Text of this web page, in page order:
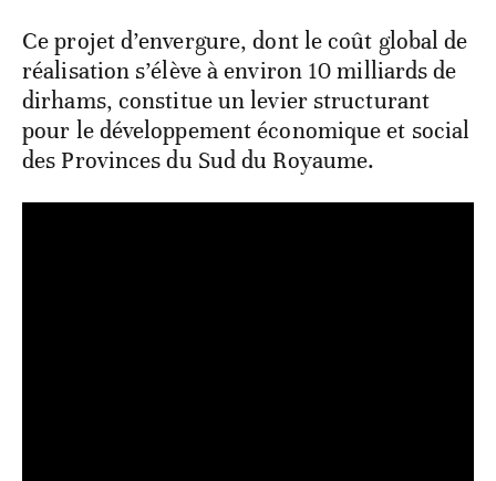
Ce projet d’envergure, dont le coût global de
réalisation s’élève à environ 10 milliards de
dirhams, constitue un levier structurant
pour le développement économique et social
des Provinces du Sud du Royaume.